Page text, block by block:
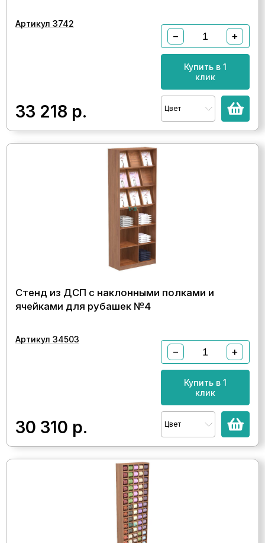
Артикул 3742
33 218 р.
− +
Купить в 1
клик
Цвет
Стенд из ДСП с наклонными полками и
ячейками для рубашек №4
Артикул 34503
30 310 р.
− +
Купить в 1
клик
Цвет